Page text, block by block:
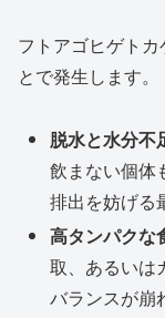
フトアゴヒゲト
とで発生します。
脱水と水分不
飲まない個体
排出を妨げる
高タンパクな
取、あるいは
バランスが崩